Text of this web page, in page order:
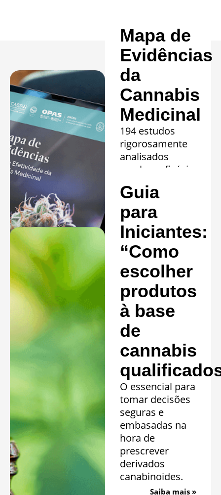
Mapa de
Evidências
da
Cannabis
Medicinal
194 estudos
rigorosamente
analisados
revelam eficácia
comprovada em
20 quadros
clínicos.
Saiba mais »
Guia
para
Iniciantes:
“Como
escolher
produtos
à base
de
cannabis
O essencial para
tomar decisões
seguras e
embasadas na
hora de
prescrever
derivados
canabinoides.
Saiba mais »